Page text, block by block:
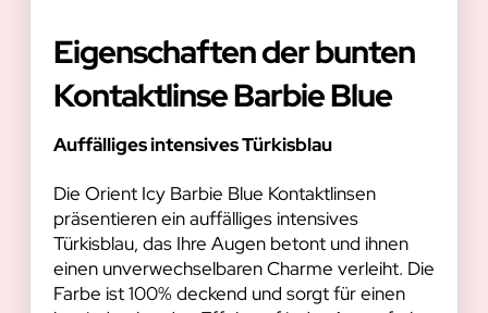
Eigenschaften der bunten
Kontaktlinse Barbie Blue
Auffälliges intensives Türkisblau
Die Orient Icy Barbie Blue Kontaktlinsen
präsentieren ein auffälliges intensives
Türkisblau, das Ihre Augen betont und ihnen
einen unverwechselbaren Charme verleiht. Die
Farbe ist 100% deckend und sorgt für einen